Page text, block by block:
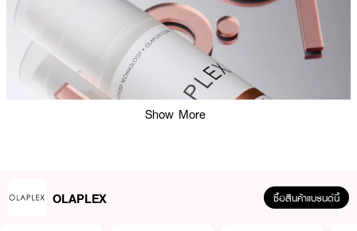
Show More
OLAPLEX ซื้อสินค้าแบรนด์นี้